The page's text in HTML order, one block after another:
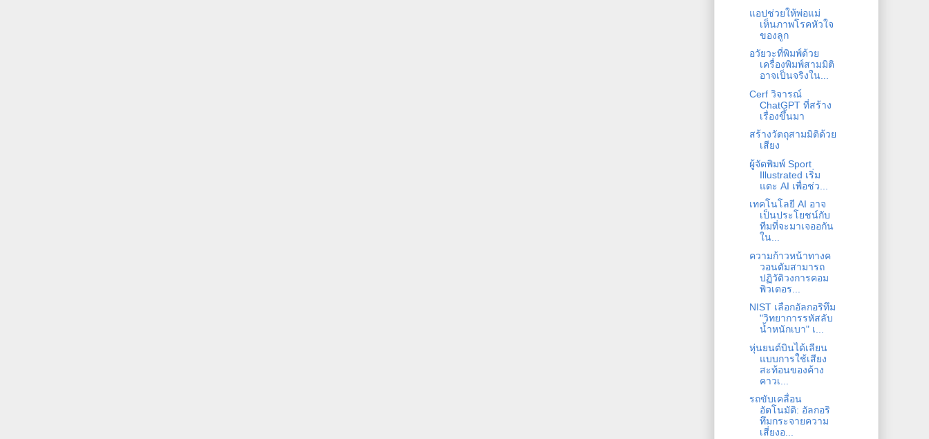
แอปช่วยให้พ่อแม่
เห็นภาพโรคหัวใจ
ของลูก
อวัยวะที่พิมพ์ด้วย
เครื่องพิมพ์สามมิติ
อาจเป็นจริงใน...
Cerf วิจารณ์
ChatGPT ที่สร้าง
เรื่องขึ้นมา
สร้างวัตถุสามมิติด้วย
เสียง
ผู้จัดพิมพ์ Sport
Illustrated เริ่ม
แตะ AI เพื่อช่ว...
เทคโนโลยี AI อาจ
เป็นประโยชน์กับ
ทีมที่จะมาเจออกัน
ใน...
ความก้าวหน้าทางค
วอนตัมสามารถ
ปฏิวัติวงการคอม
พิวเตอร...
NIST เลือกอัลกอริทึม
"วิทยาการรหัสลับ
น้ำหนักเบา" เ...
หุ่นยนต์บินได้เลียน
แบบการใช้เสียง
สะท้อนของค้าง
คาวเ...
รถขับเคลื่อน
อัตโนมัติ: อัลกอริ
ทึมกระจายความ
เสี่ยงอ...